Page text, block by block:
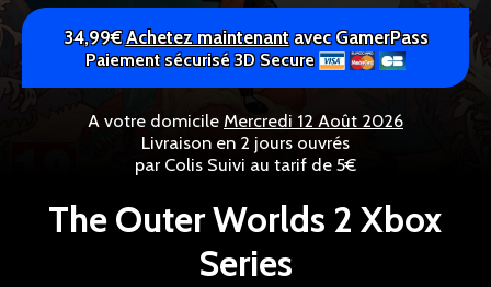
34,99€Achetez maintenantavec GamerPass
Paiement sécurisé 3D Secure
A votre domicile Mercredi 12 Août 2026
Livraison en 2 jours ouvrés
par Colis Suivi au tarif de 5€
The Outer Worlds 2 Xbox
Series